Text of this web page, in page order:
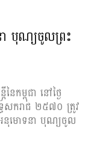
បុណ្យចូលព្រះ
កម្ពុជា នៅថ្ងៃ
សករាជ ២៥៧០ ត្រូវ
អនុមោទនា បុណ្យចូល